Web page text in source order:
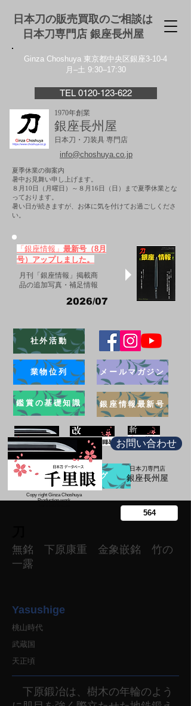
日本刀の販売買取のご相談は
日本刀専門店 銀座⻑州屋
Ginza Choshuya 東京都中央区銀座3-10-4
月–土 9:30–17:30
TEL 0120-123-622
1970年創業
銀座長州屋
日本刀・刀装具 専門店
info@choshuya.co.jp
夏季休業の御案内
暑中お見舞い申し上げます。
８月10日（月曜日）～８月16日（日）まで夏季休業とな
っております。
​暑い日が続きますが、お体に気を付けてお過ごしくださ
い。
「銀座情報」 最新号（8月
号）アップしました。
月刊「銀座情報」掲載商
品の追加写真・補足情報
2026/07
社外活動
業物位列
鑑賞の基礎知識
メールマガジン
銀座情報最新号
ブログ
お問い合わせ
日本刀専門店
​銀座長州屋
Copy right Ginza Choshuya
Production work
無銘 下原康重 金象嵌銘 竹の
一露
Yasushige
桃山時代
武蔵国
天正頃
下原鍛冶は、樹木の年輪のよう